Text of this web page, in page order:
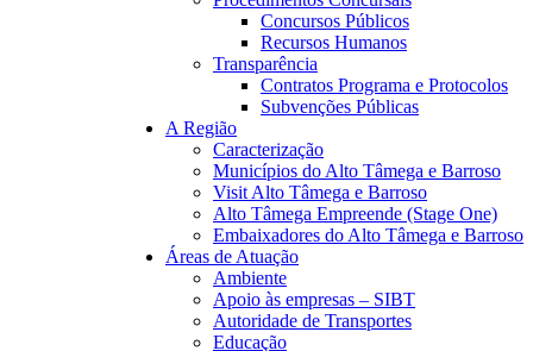
Concursos Públicos
Recursos Humanos
Transparência
Contratos Programa e Protocolos
Subvenções Públicas
A Região
Caracterização
Municípios do Alto Tâmega e Barroso
Visit Alto Tâmega e Barroso
Alto Tâmega Empreende (Stage One)
Embaixadores do Alto Tâmega e Barroso
Áreas de Atuação
Ambiente
Apoio às empresas – SIBT
Autoridade de Transportes
Educação